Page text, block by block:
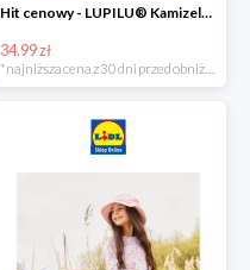
Hit cenowy - LUPILU® Kamizelka pikowana dziewczęca
34.99 zł